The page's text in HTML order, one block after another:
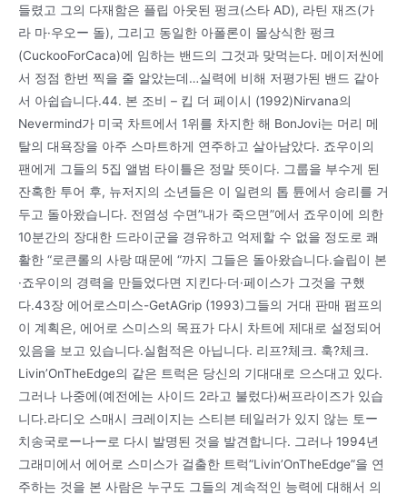
들렸고 그의 다재함은 플립 아웃된 펑크(스타 AD), 라틴 재즈(가
라 마·우오ー 돌), 그리고 동일한 아폴론이 몰상식한 펑크
(CuckooForCaca)에 임하는 밴드의 그것과 맞먹는다. 메이저씬에
서 정점 한번 찍을 줄 알았는데…실력에 비해 저평가된 밴드 같아
서 아쉽습니다.44. 본 조비 – 킵 더 페이시 (1992)Nirvana의
Nevermind가 미국 차트에서 1위를 차지한 해 BonJovi는 머리 메
탈의 대욕장을 아주 스마트하게 연주하고 살아남았다. 죠우이의
팬에게 그들의 5집 앨범 타이틀은 정말 뜻이다. 그룹을 부수게 된
잔혹한 투어 후, 뉴저지의 소년들은 이 일련의 톱 튠에서 승리를 거
두고 돌아왔습니다. 전염성 수면”내가 죽으면”에서 죠우이에 의한
10분간의 장대한 드라이군을 경유하고 억제할 수 없을 정도로 쾌
활한 “로큰롤의 사랑 때문에 “까지 그들은 돌아왔습니다.슬립이 본
·죠우이의 경력을 만들었다면 지킨다·더·페이스가 그것을 구했
다.43장 에어로스미스-GetAGrip (1993)그들의 거대 판매 펌프의
이 계획은, 에어로 스미스의 목표가 다시 차트에 제대로 설정되어
있음을 보고 있습니다.실험적은 아닙니다. 리프?체크. 훅?체크.
Livin’OnTheEdge의 같은 트럭은 당신의 기대대로 으스대고 있다.
그러나 나중에(예전에는 사이드 2라고 불렀다)써프라이즈가 있습
니다.라디오 스매시 크레이지는 스티븐 테일러가 있지 않는 토ー
치송국로ー나ー로 다시 발명된 것을 발견합니다. 그러나 1994년
그래미에서 에어로 스미스가 걸출한 트럭”Livin’OnTheEdge”을 연
주하는 것을 본 사람은 누구도 그들의 계속적인 능력에 대해서 의